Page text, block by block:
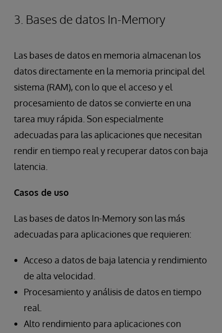
3. Bases de datos In-Memory
Las bases de datos en memoria almacenan los
datos directamente en la memoria principal del
sistema (RAM), con lo que el acceso y el
procesamiento de datos se convierte en una
tarea muy rápida. Son especialmente
adecuadas para las aplicaciones que necesitan
rendir en tiempo real y recuperar datos con baja
latencia.
Casos de uso
Las bases de datos In-Memory son las más
adecuadas para aplicaciones que requieren:
Acceso a datos de baja latencia y rendimiento
de alta velocidad.
Procesamiento y análisis de datos en tiempo
real.
Alto rendimiento para aplicaciones con